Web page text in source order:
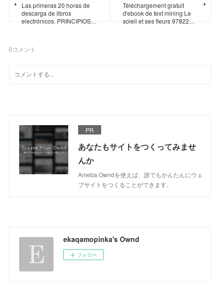
Las primeras 20 horas de
descarga de libros
electrónicos. PRINCIPIOS…
Téléchargement gratuit
d'ebook de text mining Le
soleil et ses fleurs 97822…
0コメント
PR
あなたもサイトをつくってみませ
んか
Ameba Owndを使えば、誰でもかんたんにウェ
ブサイトをつくることができます。
ekaqamopinka's Ownd
フォロー